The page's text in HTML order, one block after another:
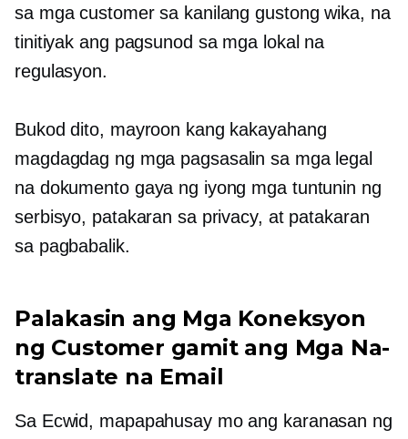
sa mga customer sa kanilang gustong wika, na
tinitiyak ang pagsunod sa mga lokal na
regulasyon.
Bukod dito, mayroon kang kakayahang
magdagdag ng mga pagsasalin sa mga legal
na dokumento gaya ng iyong mga tuntunin ng
serbisyo, patakaran sa privacy, at patakaran
sa pagbabalik.
Palakasin ang Mga Koneksyon
ng Customer gamit ang Mga Na-
translate na Email
Sa Ecwid, mapapahusay mo ang karanasan ng